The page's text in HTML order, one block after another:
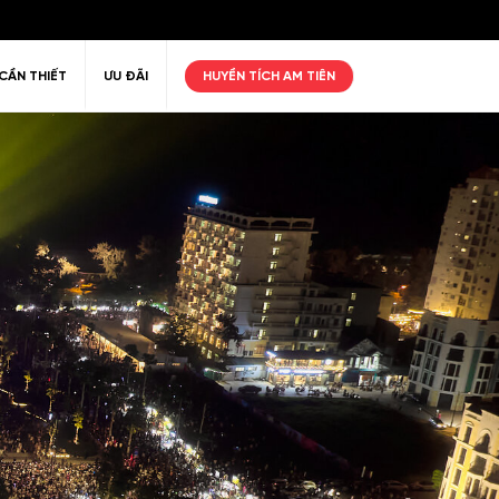
THIẾT ƯU ĐÃI HUYỀN TÍCH AM TIÊN
giãn Thiên nhiên Golf